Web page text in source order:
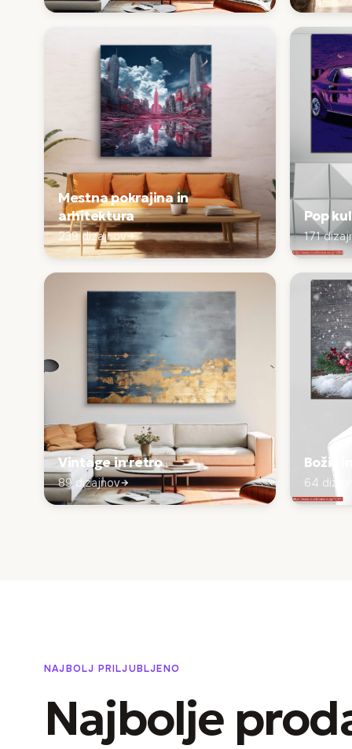
Mestna pokrajina in
arhitektura
239 dizajnov
Pop
171
Vintage in retro
89 dizajnov
Božič
64
NAJBOLJ PRILJUBLJENO
Najbolje